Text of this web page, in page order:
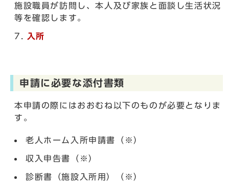
施設職員が訪問し、本人及び家族と面談し生活状況
等を確認します。
入所
申請に必要な添付書類
本申請の際にはおおむね以下のものが必要となりま
す。
老人ホーム入所申請書（※）
収入申告書（※）
診断書（施設入所用）（※）